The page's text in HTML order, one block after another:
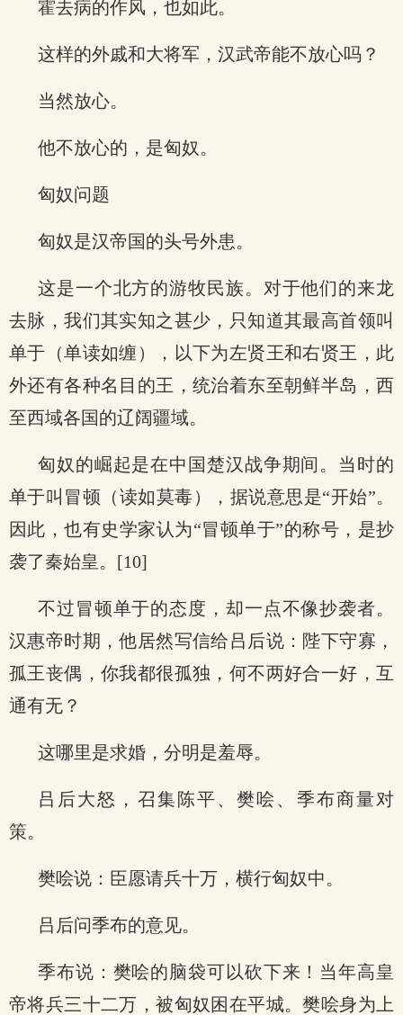
霍去病的作风，也如此。
这样的外戚和大将军，汉武帝能不放心吗？
当然放心。
他不放心的，是匈奴。
匈奴问题
匈奴是汉帝国的头号外患。
这是一个北方的游牧民族。对于他们的来龙
去脉，我们其实知之甚少，只知道其最高首领叫
单于（单读如缠），以下为左贤王和右贤王，此
外还有各种名目的王，统治着东至朝鲜半岛，西
至西域各国的辽阔疆域。
匈奴的崛起是在中国楚汉战争期间。当时的
单于叫冒顿（读如莫毒），据说意思是“开始”。
因此，也有史学家认为“冒顿单于”的称号，是抄
袭了秦始皇。[10]
不过冒顿单于的态度，却一点不像抄袭者。
汉惠帝时期，他居然写信给吕后说：陛下守寡，
孤王丧偶，你我都很孤独，何不两好合一好，互
通有无？
这哪里是求婚，分明是羞辱。
吕后大怒，召集陈平、樊哙、季布商量对
策。
樊哙说：臣愿请兵十万，横行匈奴中。
吕后问季布的意见。
季布说：樊哙的脑袋可以砍下来！当年高皇
帝将兵三十二万，被匈奴困在平城。樊哙身为上